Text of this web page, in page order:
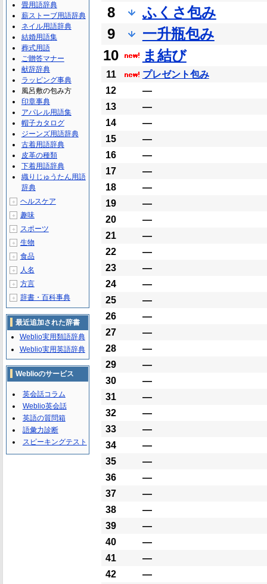
8
ふくさ包み
9
一升瓶包み
10
ま結び
11
プレゼント包み
12
―
13
―
14
―
15
―
16
―
17
―
18
―
19
―
20
―
21
―
22
―
23
―
24
―
25
―
26
―
27
―
28
―
29
―
30
―
31
―
32
―
33
―
34
―
35
―
36
―
37
―
38
―
39
―
40
―
41
―
42
―
畳用語辞典
薪ストーブ用語辞典
ネイル用語辞典
結婚用語集
葬式用語
ご贈答マナー
献辞辞典
ラッピング事典
風呂敷の包み方
印章事典
アパレル用語集
帽子カタログ
ジーンズ用語辞典
古着用語辞典
皮革の種類
下着用語辞典
織りじゅうたん用語
辞典
＋ ヘルスケア
＋ 趣味
＋ スポーツ
＋ 生物
＋ 食品
＋ 人名
＋ 方言
＋ 辞書・百科事典
最近追加された辞書
Weblio実用類語辞典
Weblio実用英語辞典
Weblioのサービス
英会話コラム
Weblio英会話
英語の質問箱
語彙力診断
スピーキングテスト